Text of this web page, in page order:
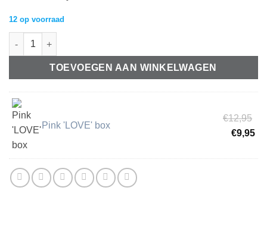
12 op voorraad
8mm acryl kralen ovaal matt Fuchsia 8x6mm aantal
TOEVOEGEN AAN WINKELWAGEN
Pink 'LOVE' box
€12,95
€9,95
is: